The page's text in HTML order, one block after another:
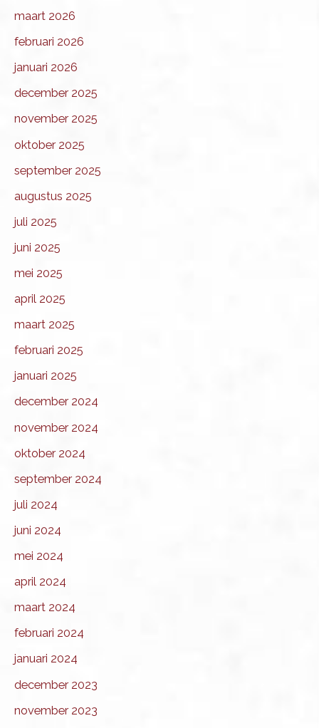
maart 2026
februari 2026
januari 2026
december 2025
november 2025
oktober 2025
september 2025
augustus 2025
juli 2025
juni 2025
mei 2025
april 2025
maart 2025
februari 2025
januari 2025
december 2024
november 2024
oktober 2024
september 2024
juli 2024
juni 2024
mei 2024
april 2024
maart 2024
februari 2024
januari 2024
december 2023
november 2023